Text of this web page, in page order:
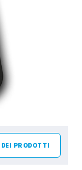
PRODOTTI